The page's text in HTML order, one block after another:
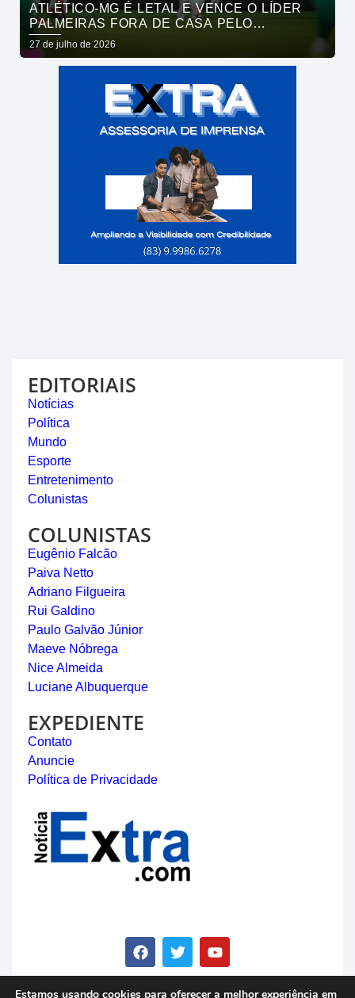
ATLÉTICO-MG É LETAL E VENCE O LÍDER
PALMEIRAS FORA DE CASA PELO
BRASILEIRÃO
27 de julho de 2026
EDITORIAIS
Notícias
Política
Mundo
Esporte
Entretenimento
Colunistas
COLUNISTAS
Eugênio Falcão
Paiva Netto
Adriano Filgueira
Rui Galdino
Paulo Galvão Júnior
Maeve Nóbrega
Nice Almeida
Luciane Albuquerque
EXPEDIENTE
Contato
Anuncie
Política de Privacidade
Estamos usando cookies para oferecer a melhor experiência em